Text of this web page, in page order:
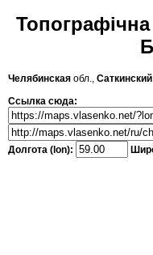
Топографічна
Челябинская обл., Саткинский
Ссылка сюда:
Долгота (lon):